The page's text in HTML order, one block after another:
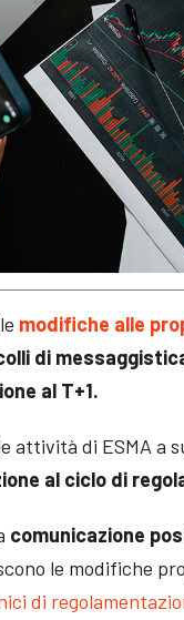
modifiche alle
di
al T+1.
attività di ESMA a
al ciclo di
comunicazione
le modifiche
di